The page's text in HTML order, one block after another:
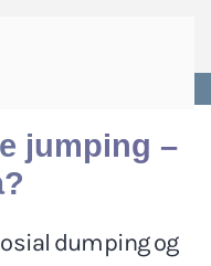
jumping –
dumping og